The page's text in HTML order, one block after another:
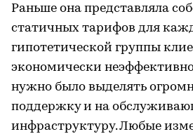
Раньше она представляла
статичных тарифов для
гипотетической группы
экономически
нужно было выделять
поддержку и на
инфраструктуру. Любые